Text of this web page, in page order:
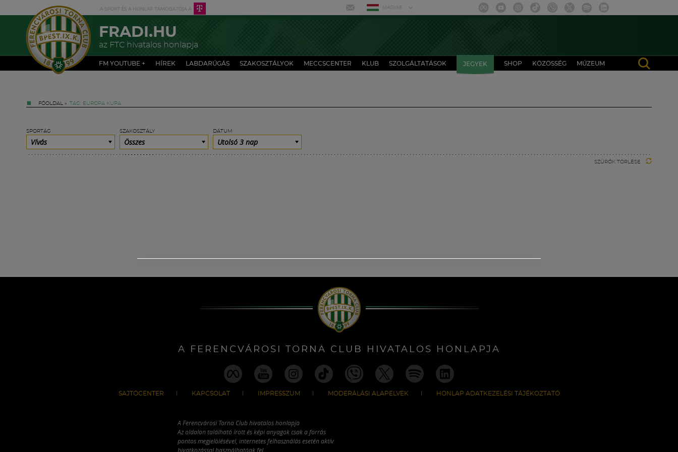
MAGYAR
FRADI.HU
az FTC hivatalos honlapja
FM YOUTUBE + HÍREK LABDARÚGÁS SZAKOSZTÁLYOK MECCSCENTER KLUB SZOLGÁLTATÁSOK JEGYEK SHOP KÖZÖSSÉG MÚZEUM
FŐOLDAL » TAG: EURÓPA KUPA
SPORTÁG
Vívás
SZAKOSZTÁLY
Összes
DÁTUM
Utolsó 3 nap
SZŰRŐK TÖRLÉSE
A FERENCVÁROSI TORNA CLUB HIVATALOS HONLAPJA
SAJTÓCENTER KAPCSOLAT IMPRESSZUM MODERÁLÁSI ALAPELVEK HONLAP ADATKEZELÉSI TÁJÉKOZTATÓ
A Ferencvárosi Torna Club hivatalos honlapja
Az oldalon található írott és képi anyagok csak a forrás
pontos megjelölésével, internetes felhasználás esetén aktív
hivatkozással használhatóak fel.